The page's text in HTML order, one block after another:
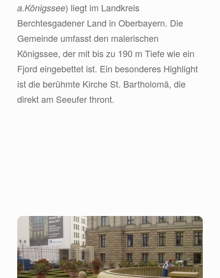
a.Königssee) liegt im Landkreis
Berchtesgadener Land in Oberbayern. Die
Gemeinde umfasst den malerischen
Königssee, der mit bis zu 190 m Tiefe wie ein
Fjord eingebettet ist. Ein besonderes Highlight
ist die berühmte Kirche St. Bartholomä, die
direkt am Seeufer thront.